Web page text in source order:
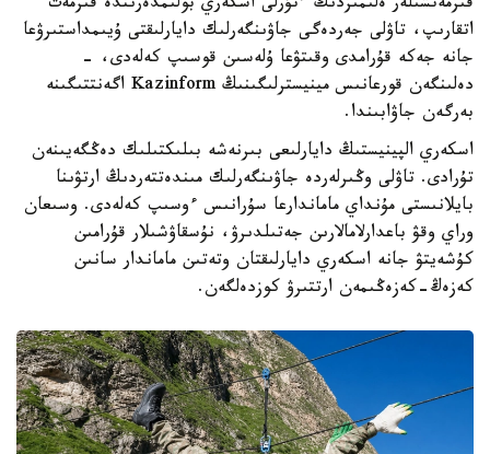
قىزمەتشىلەر ەلىمىزدىڭ ءتۇرلى اسكەري بولىمدەرىندە قىزمەت
اتقارىپ، تاۋلى جەردەگى جاۋىنگەرلىك دايارلىقتى ۇيىمداستىرۋعا
جانە جەكە قۇرامدى وقىتۋعا ۇلەسىن قوسىپ كەلەدى، -
دەلىنگەن قورعانىس مينيسترلىگىنىڭ Kazinform اگەنتتىگىنە
بەرگەن جاۋابىندا.
اسكەري الپينيستىڭ دايارلىعى بىرنەشە بىلىكتىلىك دەڭگەيىنەن
تۇرادى. تاۋلى وڭىرلەردە جاۋىنگەرلىك مىندەتتەردىڭ ارتۋىنا
بايلانىستى مۇنداي ماماندارعا سۇرانىس ءوسىپ كەلەدى. وسىعان
وراي وقۋ باعدارلامالارىن جەتىلدىرۋ، نۇسقاۋشىلار قۇرامىن
كۇشەيتۋ جانە اسكەري دايارلىقتان وتەتىن ماماندار سانىن
كەزەڭ-كەزەڭىمەن ارتتىرۋ كوزدەلگەن.